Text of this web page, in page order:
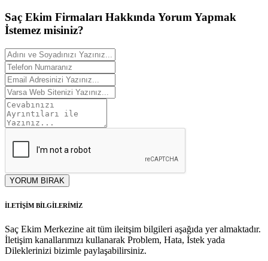
Saç Ekim Firmaları Hakkında Yorum Yapmak
İstemez misiniz?
YORUM BIRAK
İLETİŞİM BİLGİLERİMİZ
Saç Ekim Merkezine ait tüm ileitşim bilgileri aşağıda yer almaktadır.
İletişim kanallarımızı kullanarak Problem, Hata, İstek yada
Dileklerinizi bizimle paylaşabilirsiniz.